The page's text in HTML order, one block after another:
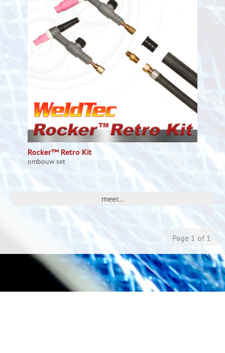
Rocker™ Retro Kit
ombouw set
meer...
Page 1 of 1